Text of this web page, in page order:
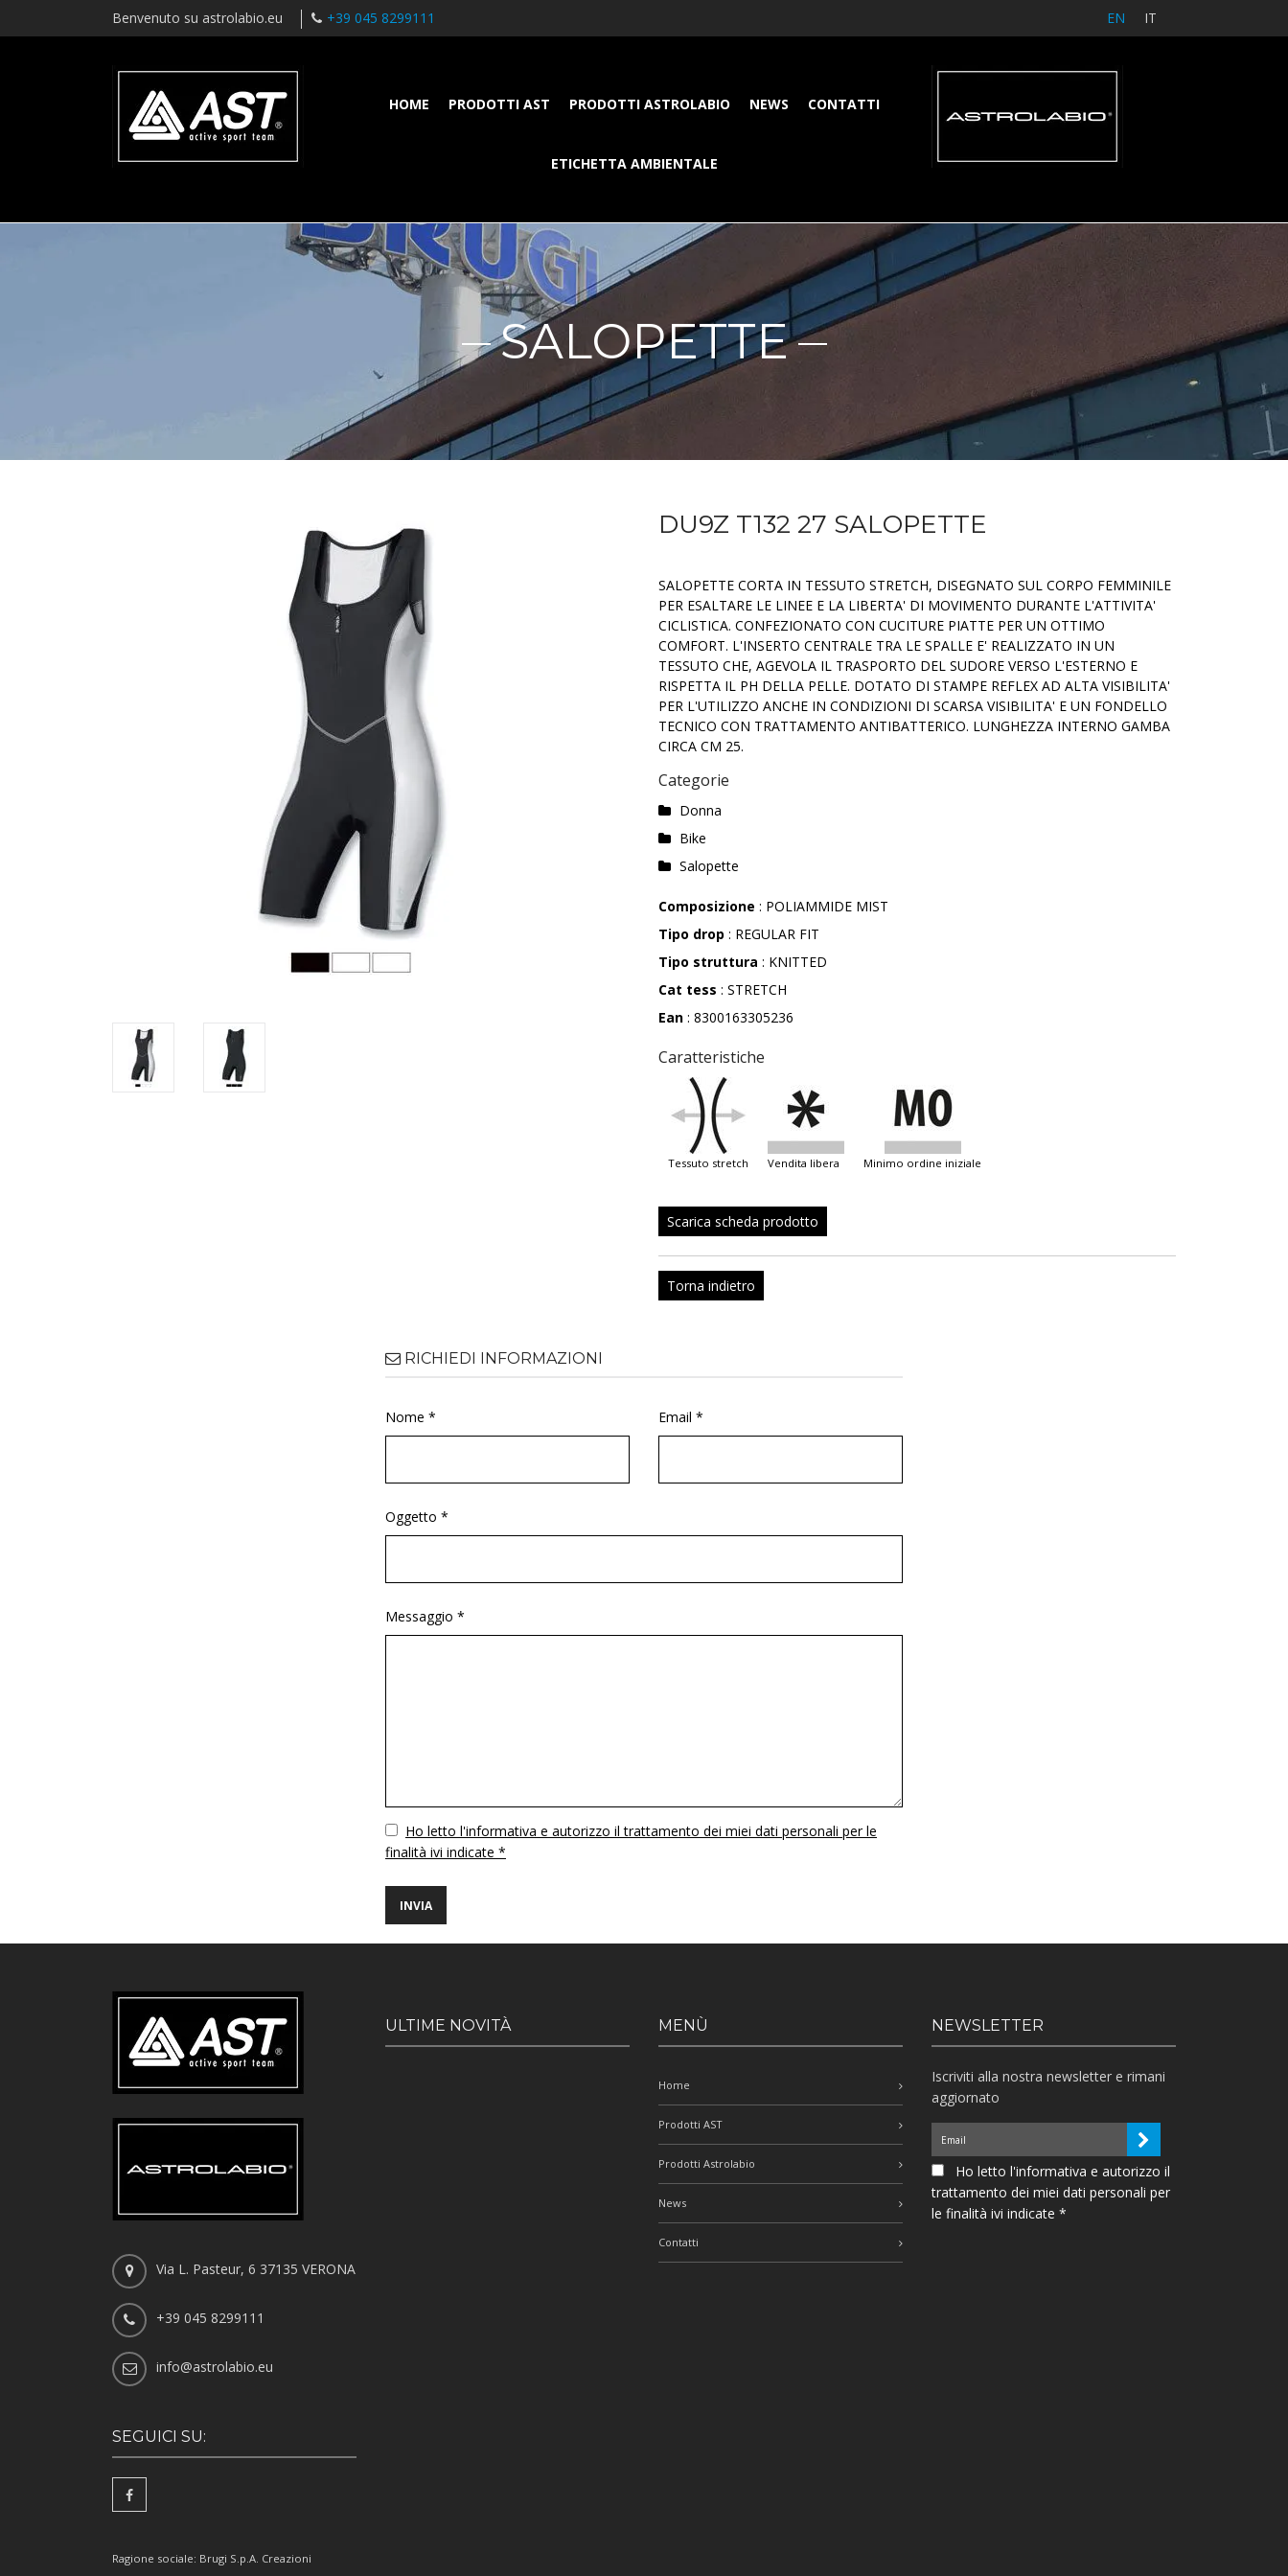
Benvenuto su astrolabio.eu +39 045 8299111 EN IT
HOME PRODOTTI AST PRODOTTI ASTROLABIO NEWS CONTATTI
ETICHETTA AMBIENTALE
SALOPETTE
DU9Z T132 27 SALOPETTE
SALOPETTE CORTA IN TESSUTO STRETCH, DISEGNATO SUL CORPO FEMMINILE
PER ESALTARE LE LINEE E LA LIBERTA' DI MOVIMENTO DURANTE L'ATTIVITA'
CICLISTICA. CONFEZIONATO CON CUCITURE PIATTE PER UN OTTIMO
COMFORT. L'INSERTO CENTRALE TRA LE SPALLE E' REALIZZATO IN UN
TESSUTO CHE, AGEVOLA IL TRASPORTO DEL SUDORE VERSO L'ESTERNO E
RISPETTA IL PH DELLA PELLE. DOTATO DI STAMPE REFLEX AD ALTA VISIBILITA'
PER L'UTILIZZO ANCHE IN CONDIZIONI DI SCARSA VISIBILITA' E UN FONDELLO
TECNICO CON TRATTAMENTO ANTIBATTERICO. LUNGHEZZA INTERNO GAMBA
CIRCA CM 25.
Categorie
Donna
Bike
Salopette
Composizione : POLIAMMIDE MIST
Tipo drop : REGULAR FIT
Tipo struttura : KNITTED
Cat tess : STRETCH
Ean : 8300163305236
Caratteristiche
tessuto stretch vendita libera minimo ordine iniziale
Scarica scheda prodotto
Torna indietro
RICHIEDI INFORMAZIONI
Nome * Email *
Oggetto *
Messaggio *
VuotoHo letto l'informativa e autorizzo il trattamento dei miei dati personali per le
finalità ivi indicate *
Via L. Pasteur, 6 37135 VERONA
+39 045 8299111
info@astrolabio.eu
SEGUICI SU:
Ragione sociale: Brugi S.p.A. Creazioni
ULTIME NOVITÀ MENÙ
Home
Prodotti AST
Prodotti Astrolabio
News
Contatti
NEWSLETTER
Iscriviti alla nostra newsletter e rimani
aggiornato
Ho letto l'informativa e autorizzo il
trattamento dei miei dati personali per
le finalità ivi indicate *